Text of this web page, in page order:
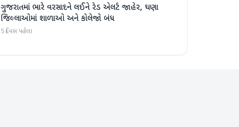
ગુજરાતમાં ભારે વરસાદને લઈને રેડ એલર્ટ જાહેર, ઘણા
જિલ્લાઓમાં શાળાઓ અને કોલેજો બંધ
5 દિવસ પહેલા